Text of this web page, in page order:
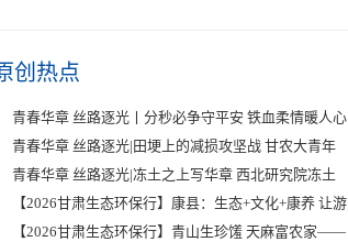
创热点
青春华章 丝路逐光丨分秒必争守平安 铁血柔情暖人心
青春华章 丝路逐光|田埂上的减损攻坚战 甘农大青年
青春华章 丝路逐光|冻土之上写华章 西北研究院冻土
【2026甘肃生态环保行】康县：生态+文化+康养 让游
【2026甘肃生态环保行】青山生珍馐 天麻富农家——